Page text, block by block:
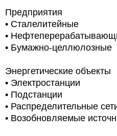
Предприятия
• Сталелитейные
•
• Бумажно-целлюлозные
Энергетические объекты
• Электростанции
• Подстанции
• Распределительные
• Возобновляемые